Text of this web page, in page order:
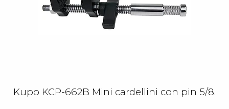
Kupo KCP-662B Mini cardellini con pin 5/8.